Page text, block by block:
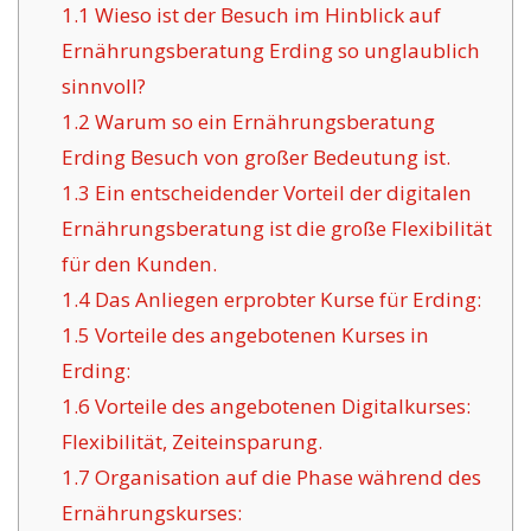
1.1 Wieso ist der Besuch im Hinblick auf
Ernährungsberatung Erding so unglaublich
sinnvoll?
1.2 Warum so ein Ernährungsberatung
Erding Besuch von großer Bedeutung ist.
1.3 Ein entscheidender Vorteil der digitalen
Ernährungsberatung ist die große Flexibilität
für den Kunden.
1.4Das Anliegen erprobter Kurse für Erding:
1.5 Vorteile des angebotenen Kurses in
Erding:
1.6 Vorteile des angebotenen Digitalkurses:
Flexibilität, Zeiteinsparung.
1.7 Organisation auf die Phase während des
Ernährungskurses: